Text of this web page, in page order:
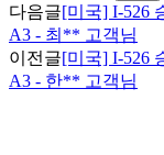
다음글[미국] I-526
A3 - 최** 고객님
이전글[미국] I-526
A3 - 한** 고객님